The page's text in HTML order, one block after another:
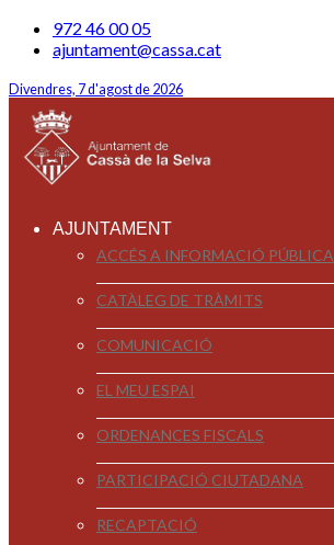
972 46 00 05
ajuntament@cassa.cat
Divendres, 7 d'agost de 2026
AJUNTAMENT
ACCÉS A INFORMACIÓ PÚBLICA
CATÀLEG DE TRÀMITS
COMUNICACIÓ
EL MEU ESPAI
ORDENANCES FISCALS
PARTICIPACIÓ CIUTADANA
RECAPTACIÓ